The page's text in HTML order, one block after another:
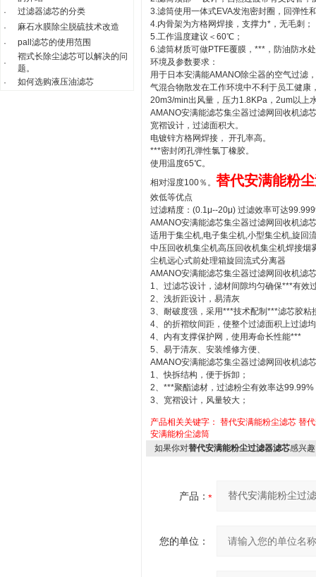
·
过滤器滤芯的分类
·
麻石水膜除尘脱硫技术改造
·
pall滤芯的使用范围
·
褶式长除尘滤芯可以解决的问
题。
·
如何选购液压油滤芯
3.滤筒使用一体式EVA发泡密封圈，回弹性
4.内骨架为方格网焊接，支撑力*，无毛刺；
5.工作温度建议＜60℃；
6.滤筒材质可做PTFE覆膜，***，防油防水
环境及参数要求：
用于日本安满能AMANO除尘器的空气过滤
气混合物散发在工作环境中不利于员工健
20m3/min出风量，压力1.8KPa，2um以上
AMANO安满能滤芯集尘器过滤网回收机滤
宽褶设计，过滤面积大。
电镀锌方格网焊接， 开孔率高。
***密封闭孔弹性氯丁橡胶。
使用温度65℃。
相对湿度100％。 替代安满能粉
效低等优点
过滤精度：(0.1μ--20μ) 过滤效率可达
AMANO安满能滤芯集尘器过滤网回收机滤
适用于集尘机,电子集尘机,小型集尘机,旋回
中压回收机集尘机高压回收机集尘机焊接
尘机远心式前处理箱旋回流式分离器
AMANO安满能滤芯集尘器过滤网回收机滤
1、过滤芯设计，滤材间隙均匀确保***有效
2、浅折距设计，易清灰
3、耐破度强，采用***技术配制***滤芯胶
4、的折褶纹间距，使整个过滤面积上过滤
4、内有支撑保护网，使用寿命长性能***
5、易于清灰、安装维修方便、
AMANO安满能滤芯集尘器过滤网回收机滤
1、快拆结构，便于拆卸；
2、***聚酯滤材，过滤粉尘有效率达99.99%
3、宽褶设计，风量较大；
产品相关关键字： 替代安满能粉尘滤芯 替
安满能粉尘滤筒
如果你对替代安满能粉尘过滤器滤芯感兴
产品：
您的单位：